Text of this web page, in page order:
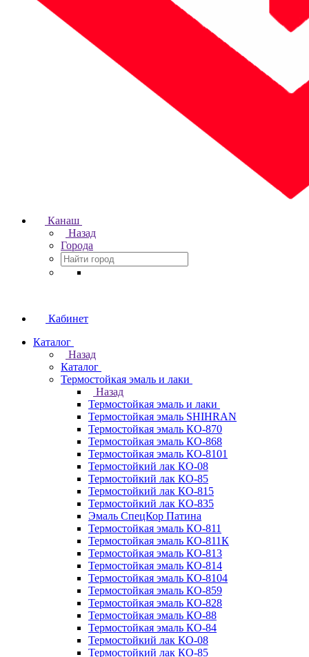
Канаш
Назад
Города
Кабинет
Каталог
Назад
Каталог
Термостойкая эмаль и лаки
Назад
Термостойкая эмаль и лаки
Термостойкая эмаль SHIHRAN
Термостойкая эмаль КО-870
Термостойкая эмаль КО-868
Термостойкая эмаль КО-8101
Термостойкий лак КО-08
Термостойкий лак КО-85
Термостойкий лак КО-815
Термостойкий лак КО-835
Эмаль СпецКор Патина
Термостойкая эмаль КО-811
Термостойкая эмаль КО-811К
Термостойкая эмаль КО-813
Термостойкая эмаль КО-814
Термостойкая эмаль КО-8104
Термостойкая эмаль КО-859
Термостойкая эмаль КО-828
Термостойкая эмаль КО-88
Термостойкая эмаль КО-84
Термостойкий лак КО-08
Термостойкий лак КО-85